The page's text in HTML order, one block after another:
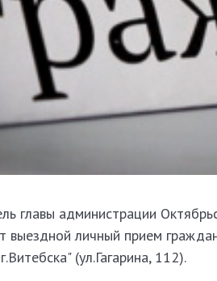
главы администрации
выездной личный прием
(ул.Гагарина, 112).